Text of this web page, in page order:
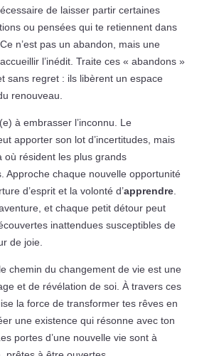
de laisser partir certaines
ou pensées qui te retiennent dans
n’est pas un abandon, mais une
l’inédit. Traite ces « abandons »
sans regret : ils libèrent un espace
renouveau.
à embrasser l’inconnu. Le
apporter son lot d’incertitudes, mais
où résident les plus grands
Approche chaque nouvelle opportunité
d’esprit et la volonté d’apprendre.
et chaque petit détour peut
inattendues susceptibles de
de joie.
chemin du changement de vie est une
et de révélation de soi. À travers ces
la force de transformer tes rêves en
une existence qui résonne avec ton
portes d’une nouvelle vie sont à